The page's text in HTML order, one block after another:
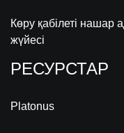
Көру қабілеті нашар
жүйесі
РЕСУРСТАР
Platonus